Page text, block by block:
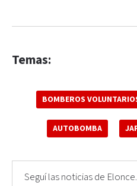
Temas:
BOMBEROS
AUTOBOMBA
Seguí las noticias de